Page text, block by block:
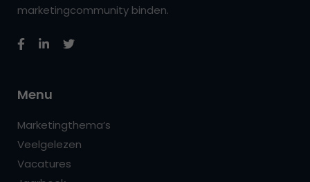
marketingcommunity binden.
Menu
Marketingthema’s
Veelgelezen
Vacatures